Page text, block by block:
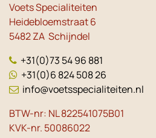
Voets Specialiteiten
Heidebloemstraat 6
5482 ZA Schijndel
+31(0)73 54 96 881
+31(0)6 824 508 26
info@voetsspecialiteiten.nl
BTW-nr: NL 822541075B01
KVK-nr. 50086022